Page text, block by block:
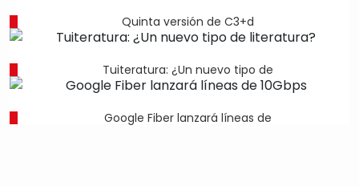
Quinta versión de C3+d
Tuiteratura: ¿Un nuevo tipo de
Google Fiber lanzará líneas de